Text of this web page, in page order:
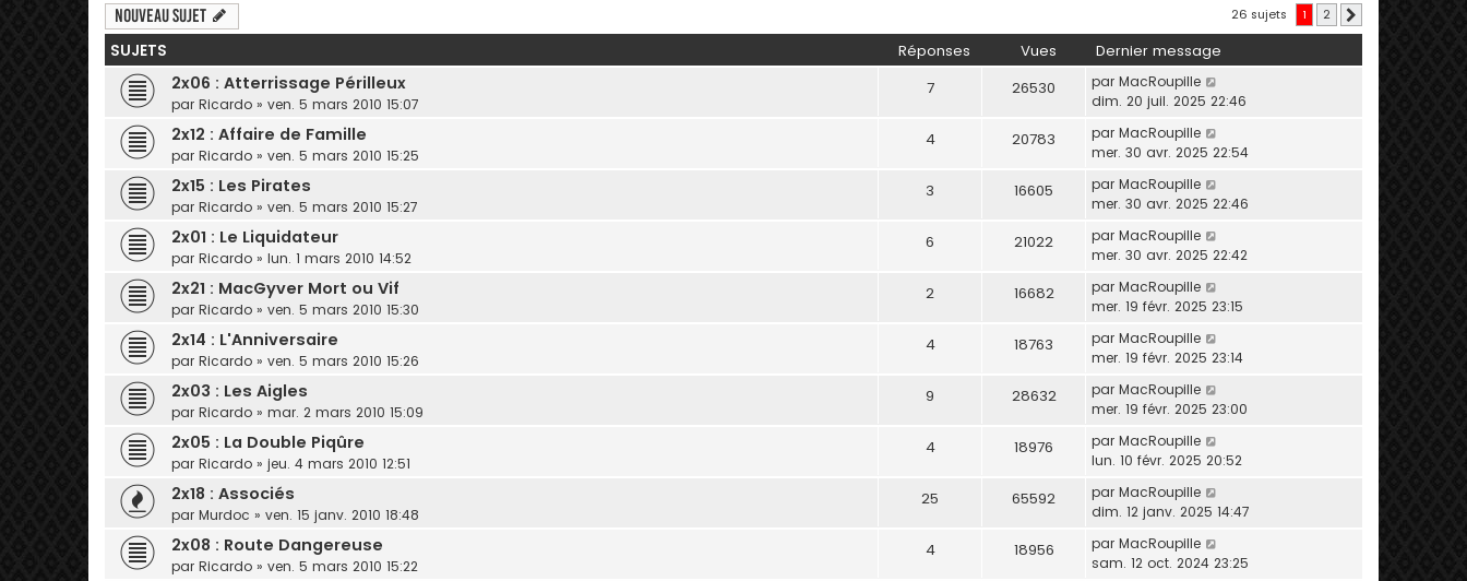
Nouveau sujet 26 sujets 1 2
SUJETS Réponses Vues Dernier message
2x06 : Atterrissage Périlleux
par Ricardo » ven. 5 mars 2010 15:07
7 26530 par MacRoupille
dim. 20 juil. 2025 22:46
2x12 : Affaire de Famille
par Ricardo » ven. 5 mars 2010 15:25
4 20783 par MacRoupille
mer. 30 avr. 2025 22:54
2x15 : Les Pirates
par Ricardo » ven. 5 mars 2010 15:27
3 16605 par MacRoupille
mer. 30 avr. 2025 22:46
2x01 : Le Liquidateur
par Ricardo » lun. 1 mars 2010 14:52
6 21022 par MacRoupille
mer. 30 avr. 2025 22:42
2x21 : MacGyver Mort ou Vif
par Ricardo » ven. 5 mars 2010 15:30
2 16682 par MacRoupille
mer. 19 févr. 2025 23:15
2x14 : L'Anniversaire
par Ricardo » ven. 5 mars 2010 15:26
4 18763 par MacRoupille
mer. 19 févr. 2025 23:14
2x03 : Les Aigles
par Ricardo » mar. 2 mars 2010 15:09
9 28632 par MacRoupille
mer. 19 févr. 2025 23:00
2x05 : La Double Piqûre
par Ricardo » jeu. 4 mars 2010 12:51
4 18976 par MacRoupille
lun. 10 févr. 2025 20:52
2x18 : Associés
par Murdoc » ven. 15 janv. 2010 18:48
25 65592 par MacRoupille
dim. 12 janv. 2025 14:47
2x08 : Route Dangereuse
par Ricardo » ven. 5 mars 2010 15:22
4 18956 par MacRoupille
sam. 12 oct. 2024 23:25